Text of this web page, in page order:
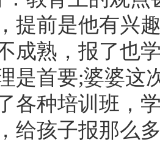
提前是他有兴
成熟，报了也
是首要;婆婆这
各种培训班，
给孩子报那么